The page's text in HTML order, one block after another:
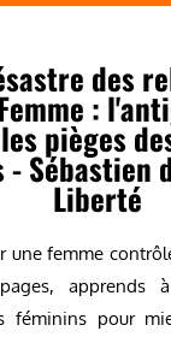
des
:
pièges
- Sébastien
Liberté
une femme
apprends
féminins pour